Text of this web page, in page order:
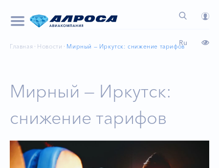
Ru
Главная Новости Мирный — Иркутск: снижение тарифов
Мирный — Иркутск:
снижение тарифов